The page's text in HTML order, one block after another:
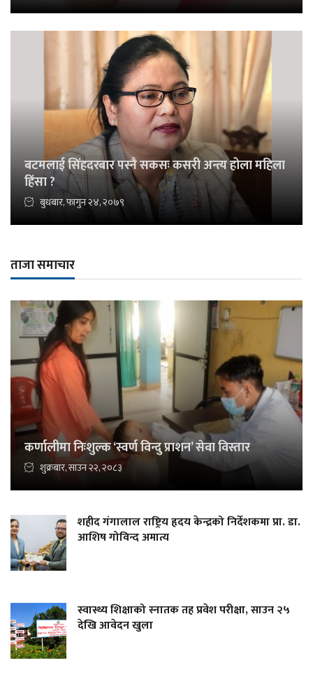
बटमलाई सिंहदरबार पस्नै सकसः कसरी अन्त्य होला महिला
हिंसा ?
बुधबार, फागुन २४, २०७९
ताजा समाचार
कर्णालीमा निःशुल्क ‘स्वर्ण विन्दु प्राशन’ सेवा विस्तार
शुक्रबार, साउन २२, २०८३
शहीद गंगालाल राष्ट्रिय हृदय केन्द्रको निर्देशकमा प्रा. डा.
आशिष गोविन्द अमात्य
स्वास्थ्य शिक्षाको स्नातक तह प्रवेश परीक्षा, साउन २५
देखि आवेदन खुला